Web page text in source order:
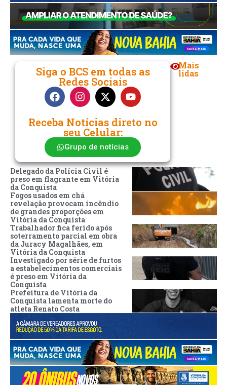
Siga o BCS em todas as
Redes Sociais
Receba Notícias direto no
seu Celular:
Grupo de notícias
Mais
lidas
Delegado da Polícia Civil é
preso em flagrante em Vitória
da Conquista
Fogos usados em chá
revelação provocam incêndio
de grandes proporções em
Vitória da Conquista
Trabalhador fica ferido após
soterramento parcial em obra
da Juracy Magalhães, em
Vitória da Conquista
Investigado por série de furtos
a estabelecimentos comerciais
é preso em Vitória da
Conquista
Prefeitura de Vitória da
Conquista lamenta morte do
atleta Renato Costa